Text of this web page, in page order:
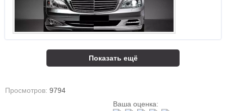
Показать ещё
Просмотров: 9794
Ваша оценка: